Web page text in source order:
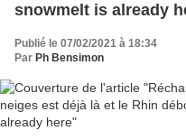
snowmelt is already
Publié le 07/02/2021 à 18:34
Par Ph Bensimon